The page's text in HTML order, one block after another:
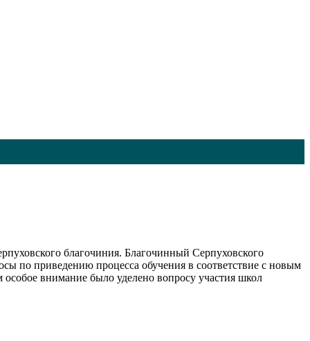
благочиния. Благочинный Серпуховского
по приведению процесса обучения в соответствие с новым
внимание было уделено вопросу участия школ